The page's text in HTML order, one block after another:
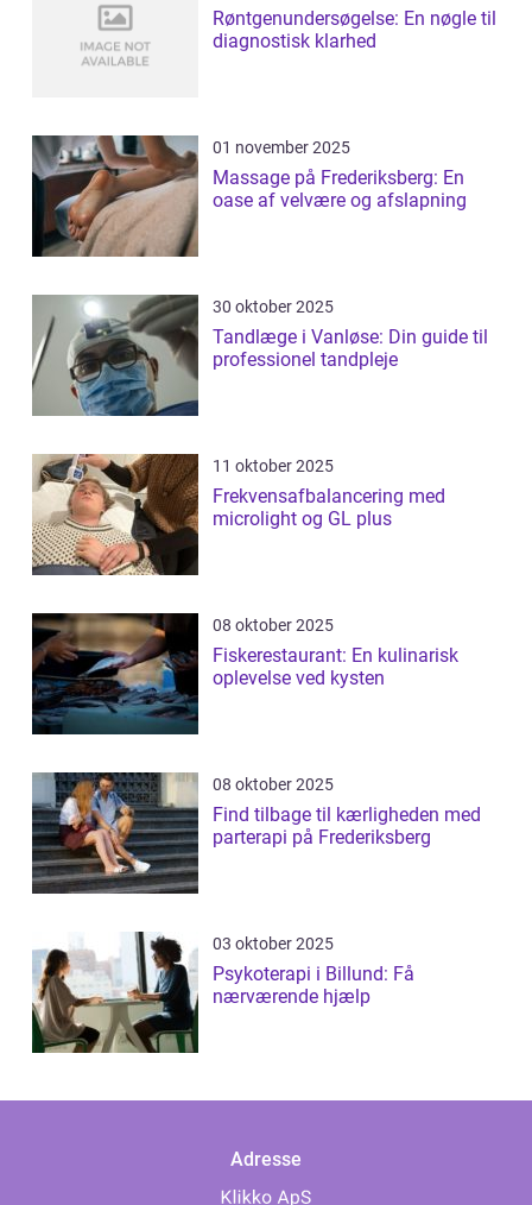
Røntgenundersøgelse: En nøgle til
diagnostisk klarhed
01 november 2025
Massage på Frederiksberg: En
oase af velvære og afslapning
30 oktober 2025
Tandlæge i Vanløse: Din guide til
professionel tandpleje
11 oktober 2025
Frekvensafbalancering med
microlight og GL plus
08 oktober 2025
Fiskerestaurant: En kulinarisk
oplevelse ved kysten
08 oktober 2025
Find tilbage til kærligheden med
parterapi på Frederiksberg
03 oktober 2025
Psykoterapi i Billund: Få
nærværende hjælp
Adresse